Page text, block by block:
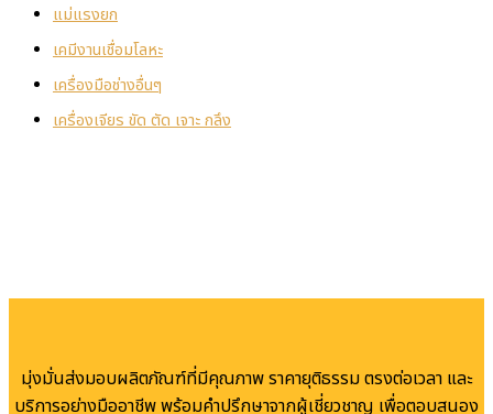
แม่แรงยก
เคมีงานเชื่อมโลหะ
เครื่องมือช่างอื่นๆ
เครื่องเจียร ขัด ตัด เจาะ กลึง
มุ่งมั่นส่งมอบผลิตภัณฑ์ที่มีคุณภาพ ราคายุติธรรม ตรงต่อเวลา และ
บริการอย่างมืออาชีพ พร้อมคำปรึกษาจากผู้เชี่ยวชาญ เพื่อตอบสนอง